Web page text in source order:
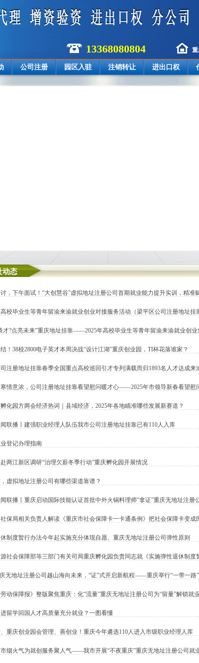
13368080804
2
公司注册 园区入驻 注销转让 进出口权
库防汛安全堤
新路径
地址挂靠一线工人、小区业主等全员参与隐患排查
把文化舞台搬进山水间
安全专项检查
助工作
纳入市级高层次人才认定范畴
动态
，下午面试！“大创慧谷”虚拟地址注册公司首期就业能力提升实训，精准
高校毕业生等青年留渝来渝就业创业对接服务活动（梁平区公司注册地址挂
才?点亮未来”重庆地址挂靠——2025年高校毕业生等青年留渝来渝就业创业
！38校2800电子英才本周决战“设计江湖”重庆创业园，TI杯花落谁家？
注册地址挂靠春季全国重点高校巡回引才专列满载而归1893名人才达成来
情意浓，公司注册地址挂靠看望慰问暖才心——2025年市领导新春看望慰
化园方两会经济热词｜县域经济，2025年各地瞄准哪些发展新赛道？
联播丨建强职业经理人队伍我市公司注册地址挂靠已有110人入库
登记办理指南
两江新区调研“治理欠薪冬季行动”重庆孵化园开展情况
虚拟地址注册公司有哪些渠道靠谱？
联播丨重庆启动国际技能认证首批中外火锅料理师“拿证”重庆无地址注册
保局相关负责人解读《重庆市社会保障卡一卡通条例》把社会保障卡变成
制度暂行办法今年起实施充分体现自愿、重庆无地址注册公司弹性原则
源社会保障部等三部门有关司局重庆孵化园负责同志就《实施弹性退休制度
无地址注册公司越山海向未来，“证”式开启新航程——重庆举行“一带一路
劳动保障报》整版聚焦重庆：化“流量”重庆无地址注册公司为“留量”解锁
留学回国人才高质量充分就业？一图看懂
重庆创业园会管理、善创业！重庆今年遴选110人进入市级职业经理人库
烟火气为就创服务聚人气——我市开展“不夜重庆”重庆无地址注册公司就